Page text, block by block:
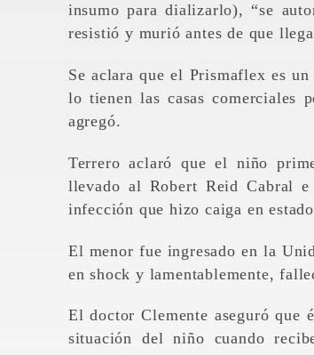
insumo para dializarlo), “se
resistió y murió antes de que
Se aclara que el Prismaflex es
lo tienen las casas comerciales
agregó.
Terrero aclaró que el niño
llevado al Robert Reid Cabral
infección que hizo caiga en
El menor fue ingresado en la
en shock y lamentablemente,
El doctor Clemente aseguró que
situación del niño cuando